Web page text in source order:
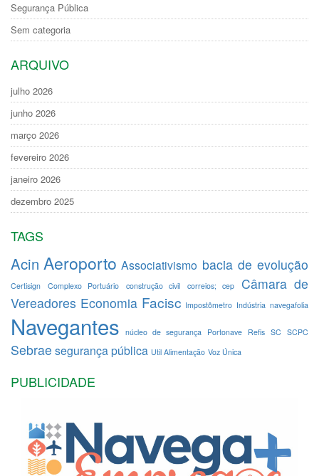
Segurança Pública
Sem categoria
ARQUIVO
julho 2026
junho 2026
março 2026
fevereiro 2026
janeiro 2026
dezembro 2025
TAGS
Acin Aeroporto Associativismo bacia de evolução
Certisign Complexo Portuário construção civil correios; cep
Câmara de
Vereadores Economia Facisc Impostômetro Indústria navegafolia
Navegantes núcleo de segurança Portonave Refis SC SCPC
Sebrae segurança pública Util Alimentação Voz Única
PUBLICIDADE